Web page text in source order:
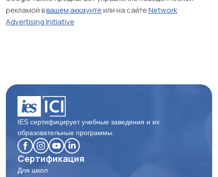
рекламой ввашем аккаунтеили на сайтеNetwork
Advertising Initiative
IES сертифицирует учебные заведения и их
образовательные программы.
Сертификация
Для школ